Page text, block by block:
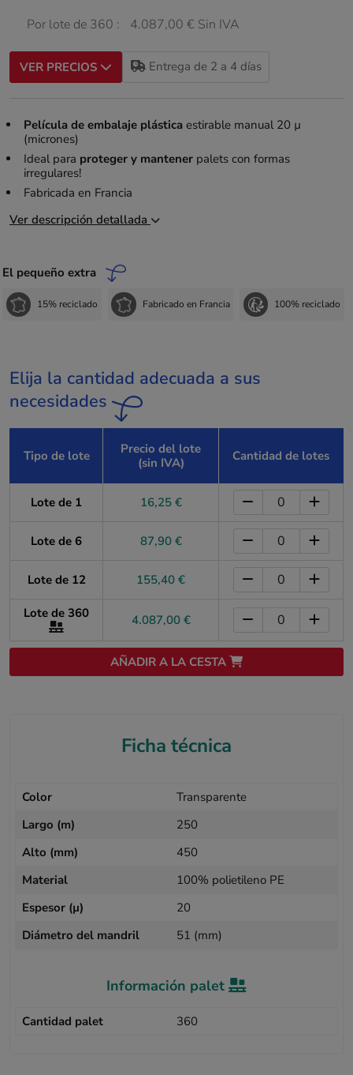
Por lote de 360 : 4.087,00 € Sin IVA
VER PRECIOS Entrega de 2 a 4 días
Película de embalaje plásticaestirable manual 20 µ
(micrones)
Ideal para proteger y mantenerpalets con formas
irregulares!
Fabricada en Francia
Ver descripción detallada
El pequeño extra
15% reciclado Fabricado en Francia 100% reciclado
Elija la cantidad adecuada a sus
necesidades
Tipo de lote
Precio del lote
(sin IVA)
Cantidad de lotes
Lote de 1 16,25 €
Lote de 6 87,90 €
Lote de 12 155,40 €
Lote de 360 4.087,00 €
AÑADIR A LA CESTA
Ficha técnica
Color
Transparente
Largo (m)
250
Alto (mm)
450
Material
100% polietileno PE
Espesor (µ)
20
Diámetro del mandril
51 (mm)
Información palet
Cantidad palet 360